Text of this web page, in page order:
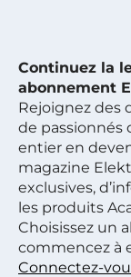
Continuez la
abonnement
Rejoignez des
de passionnés
entier en
magazine
exclusives,
les produits
Choisissez un
commencez à
Connectez-